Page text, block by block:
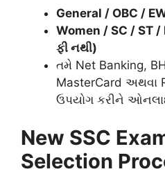
General / OBC /
Women / SC / ST /
ફી નથી)
તમે Net Banking,
MasterCard અથવા
ઉપયોગ કરીને
New SSC
Selection